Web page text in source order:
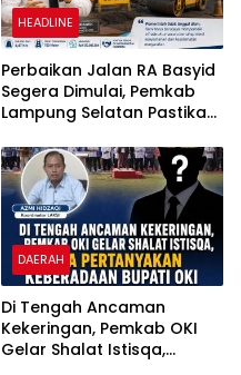
HEADLINE
Perbaikan Jalan RA Basyid
Segera Dimulai, Pemkab
Lampung Selatan Pastikan
Aman dan Nyaman
DAERAH
Di Tengah Ancaman
Kekeringan, Pemkab OKI
Gelar Shalat Istisqa,